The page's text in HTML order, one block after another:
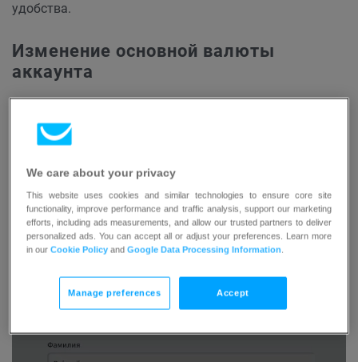
удобства.
Изменение основной валюты
аккаунта
установлена для вашего аккаунта, в разделе
> Управление аккаунтом > Данные аккаунта
поскольку пересчет всех заказов является
ресурсоёмкой операцией, для изменения валюты
необходимо обратиться в нашу командуCustomer
Success.
We care about your privacy
This website uses cookies and similar technologies to ensure core site
functionality, improve performance and traffic analysis, support our marketing
efforts, including ads measurements, and allow our trusted partners to deliver
personalized ads. You can accept all or adjust your preferences. Learn more
in ourCookie Policy andGoogle Data Processing Information.
Manage preferences Accept